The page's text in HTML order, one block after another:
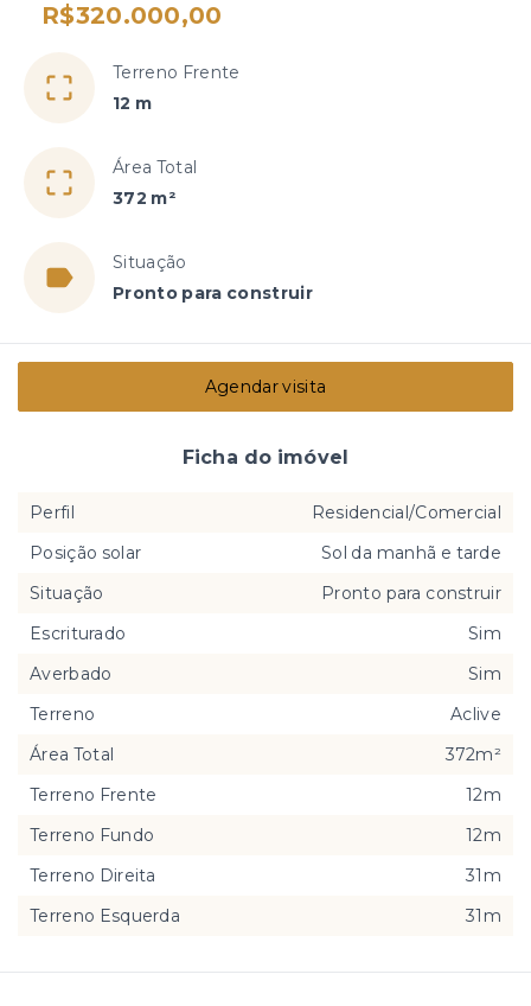
R$320.000,00
Terreno Frente
12 m
Área Total
372 m²
Situação
Pronto para construir
Agendar visita
Ficha do imóvel
Perfil
Residencial/Comercial
Posição solar
Sol da manhã e tarde
Situação
Pronto para construir
Escriturado
Sim
Averbado
Sim
Terreno
Aclive
Área Total
372m²
Terreno Frente
12m
Terreno Fundo
12m
Terreno Direita
31m
Terreno Esquerda
31m